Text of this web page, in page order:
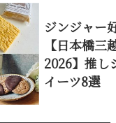
ジンジャー
【日本橋三
2026】推し
イーツ8選